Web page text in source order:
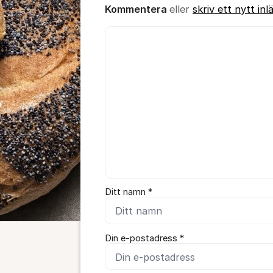
Kommentera eller skriv ett nytt
Ditt namn *
Din e-postadress *